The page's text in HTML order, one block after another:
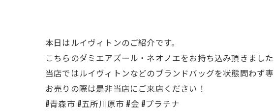
本日はルイヴィトンのご紹介です。
こちらのダミエアズール・ネオノエをお持ち込み頂きました
当店ではルイヴィトンなどのブランドバッグを状態問わず
お売りの際は是非当店にご来店ください！
#青森市 #五所川原市 #金 #プラチナ